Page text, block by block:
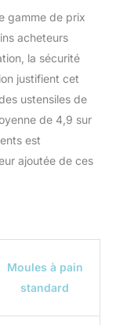
gamme de prix
acheteurs
la sécurité
justifient cet
ustensiles de
de 4,9 sur
est
ajoutée de ces
Moules à pain
standard